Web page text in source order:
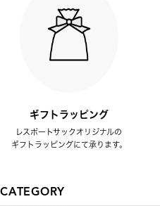
ギフトラッピング
レスポートサックオリジナルの
ギフトラッピングにて承ります。
CATEGORY